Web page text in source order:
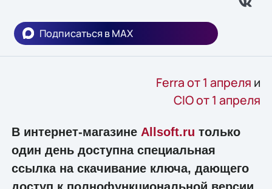
Подписаться в MAX
Ferra от 1 апреля и
CIO от 1 апреля
В интернет-магазине Allsoft.ru только
один день доступна специальная
ссылка на скачивание ключа, дающего
доступ к полнофункциональной версии